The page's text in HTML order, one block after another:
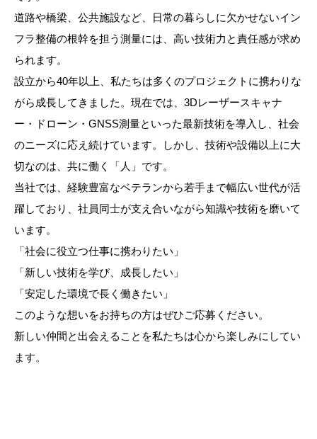
道路や橋梁、公共施設など、日常の暮らしに欠かせないイン
フラ整備の根幹を担う測量には、高い技術力と責任感が求め
られます。
設立から40年以上、私たちは多くのプロジェクトに携わりな
がら成長してきました。現在では、3Dレーザースキャナ
ー・ドローン・GNSS測量といった最新技術を導入し、社会
のニーズに応え続けています。しかし、技術や設備以上に大
切なのは、共に働く「人」です。
当社では、経験豊富なベテランから若手まで幅広い世代が活
躍しており、社員同士が支え合いながら知識や技術を磨いて
います。
「社会に役立つ仕事に携わりたい」
「新しい技術を学び、成長したい」
「安定した環境で長く働きたい」
このような想いをお持ちの方はぜひご応募ください。
新しい仲間と出会えることを私たちは心から楽しみにしてい
ます。